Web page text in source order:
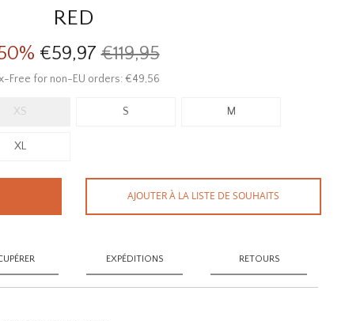
RED
€59,97€119,95
Free for non-EU orders: €49,56
XS S M
XL
AJOUTER À LA LISTE DE SOUHAITS
EXPÉDITIONS RETOURS